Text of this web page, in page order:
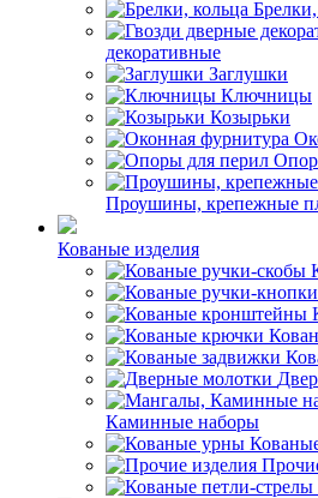
декоративные
Заглушки
Ключницы
Козырьки
Проушины, крепежные
Кованые изделия
Каминные наборы